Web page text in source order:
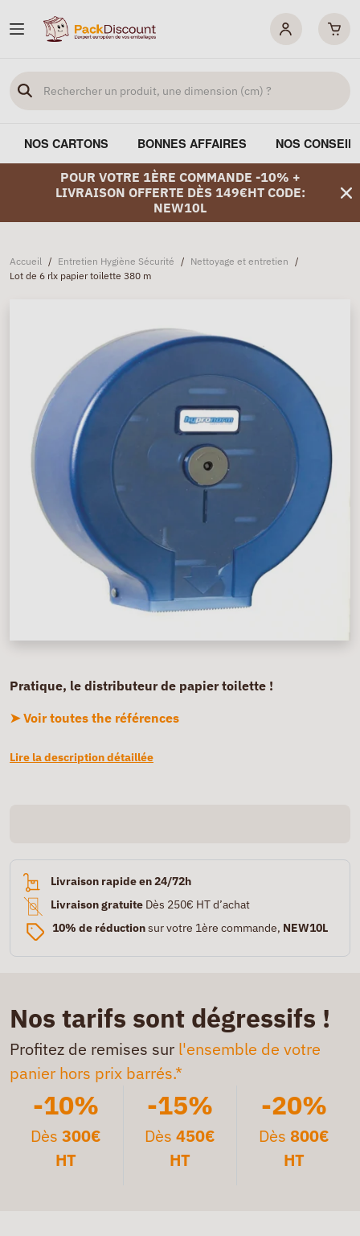
NOS CARTONS BONNES AFFAIRES NOS
POUR VOTRE 1ÈRE COMMANDE -10% +
LIVRAISON OFFERTE DÈS 149€HT CODE:
NEW10L
Accueil / Entretien Hygiène Sécurité / Nettoyage et entretien /
Lot de 6 rlx papier toilette 380 m
Pratique, le distributeur de papier toilette !
➤ Voir toutes the références
Lire la description détaillée
Livraison rapide en 24/72h
Livraison gratuite Dès 250€ HT d’achat
10% de réductionsur votre 1ère commande, NEW10L
Nos tarifs sont dégressifs !
Profitez de remises sur l'ensemble de votre
panier hors prix barrés.*
-10%
Dès300€
HT
-15%
Dès 450€
HT
-20%
Dès 800€
HT